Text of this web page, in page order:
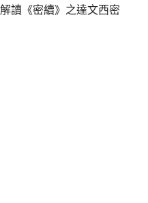
讀《密續》之達文西密